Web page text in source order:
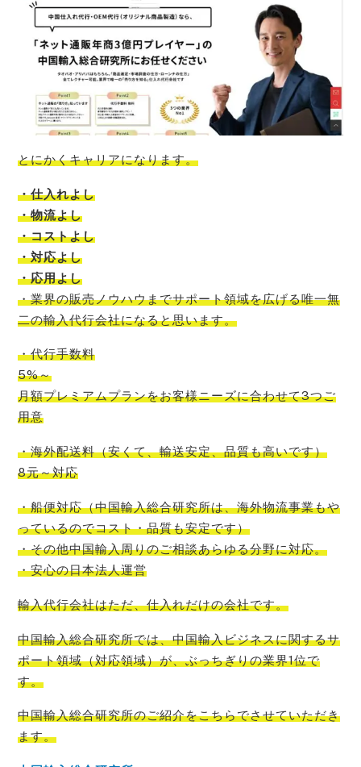
とにかくキャリアになります。
・仕入れよし
・物流よし
・コストよし
・対応よし
・応用よし
・業界の販売ノウハウまでサポート領域を広げる唯一無
二の輸入代行会社になると思います。
・代行手数料
5%～
月額プレミアムプランをお客様ニーズに合わせて3つご
用意
・海外配送料（安くて、輸送安定、品質も高いです）
8元～対応
・船便対応（中国輸入総合研究所は、海外物流事業もや
っているのでコスト・品質も安定です）
・その他中国輸入周りのご相談あらゆる分野に対応。
・安心の日本法人運営
輸入代行会社はただ、仕入れだけの会社です。
中国輸入総合研究所では、中国輸入ビジネスに関するサ
ポート領域（対応領域）が、ぶっちぎりの業界1位で
す。
中国輸入総合研究所のご紹介をこちらでさせていただき
ます。